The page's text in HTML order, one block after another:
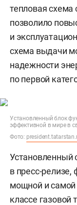
тепловая
позволило
и
схема выдачи
надежности
по первой
Установленный блок
эффективной в мире в
Фото:
Установленный
в пресс-релизе,
мощной и
классе газовой